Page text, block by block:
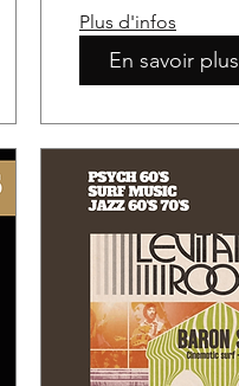
Plus d'infos
En savoir plus